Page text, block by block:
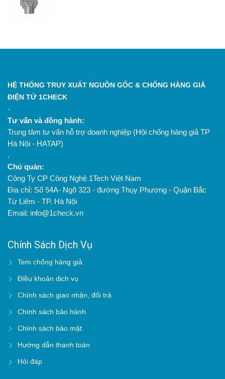
HỆ THỐNG TRUY XUẤT NGUỒN GỐC & CHỐNG HÀNG GIẢ
ĐIỆN TỬ 1CHECK
-
Tư vấn và đồng hành:
Trung tâm tư vấn hỗ trợ doanh nghiệp (Hội chống hàng giả TP
Hà Nội - HATAP)
.
Chủ quản:
Công Ty CP Công Nghệ 1Tech Việt Nam
Địa chỉ: Số 54A- Ngõ 323 - đường Thụy Phương - Quận Bắc
Từ Liêm - TP. Hà Nội
Email: info@1check.vn
Chính Sách Dịch Vụ
Tem chống hàng giả
Điều khoản dịch vụ
Chính sách giao nhận, đổi trả
Chính sách bảo hành
Chính sách bảo mật
Hướng dẫn thanh toán
Hỏi đáp